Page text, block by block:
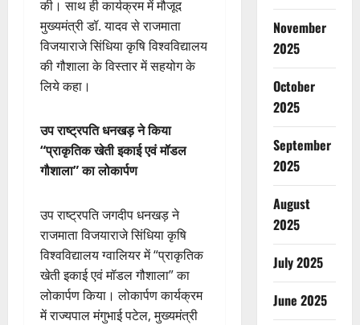
की। साथ ही कार्यक्रम में मौजूद
मुख्यमंत्री डॉ. यादव से राजमाता
विजयाराजे सिंधिया कृषि विश्वविद्यालय
की गौशाला के विस्तार में सहयोग के
लिये कहा।
उप राष्ट्रपति धनखड़ ने किया
“प्राकृतिक खेती इकाई एवं मॉडल
गौशाला” का लोकार्पण
उप राष्ट्रपति जगदीप धनखड़ ने
राजमाता विजयाराजे सिंधिया कृषि
विश्वविद्यालय ग्वालियर में “प्राकृतिक
खेती इकाई एवं मॉडल गौशाला” का
लोकार्पण किया। लोकार्पण कार्यक्रम
में राज्यपाल मंगुभाई पटेल, मुख्यमंत्री
November
2025
October
2025
September
2025
August
2025
July 2025
June 2025